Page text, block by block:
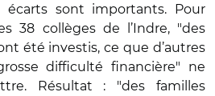
écarts sont importants. Pour
38 collèges de l’Indre, "des
été investis, ce que d’autres
difficulté financière" ne
Résultat : "des familles